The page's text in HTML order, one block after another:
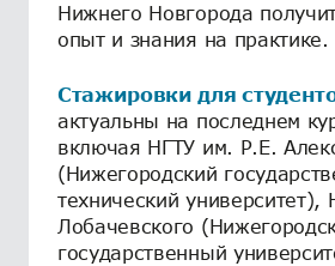
Нижнего Новгорода
опыт и знания на практике.
Стажировки для
актуальны на последнем
включая НГТУ им. Р.Е.
(Нижегородский
технический
Лобачевского
государственный